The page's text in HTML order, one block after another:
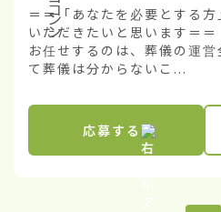
＝＝「あなたを必要とする
いただきたいと思います＝＝
お任せするのは、葬儀の運
て葬儀は分からないこ...
応募する